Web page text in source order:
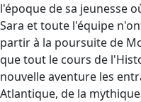
l'époque de sa jeunesse
Sara et toute l'équipe
partir à la poursuite de
que tout le cours de
nouvelle aventure les
Atlantique, de la